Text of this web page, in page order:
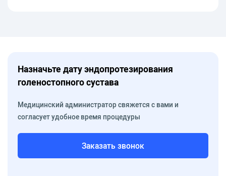
Назначьте дату эндопротезирования
голеностопного сустава
Медицинский администратор свяжется с вами и
согласует удобное время процедуры
Заказать звонок